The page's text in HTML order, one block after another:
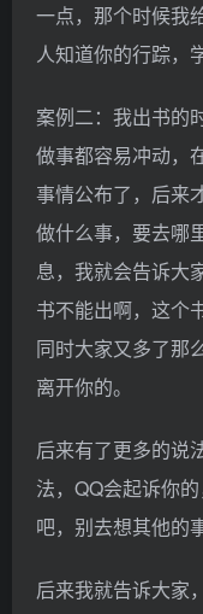
一点，那个时候我
人知道你的行踪，
案例二：我出书的
做事都容易冲动，
事情公布了，后来
做什么事，要去哪
息，我就会告诉大
书不能出啊，这个
同时大家又多了那
离开你的。
后来有了更多的说
法，QQ会起诉你
吧，别去想其他的
后来我就告诉大家